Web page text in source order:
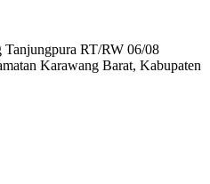
Tanjungpura RT/RW 06/08
Karawang Barat, Kabupaten